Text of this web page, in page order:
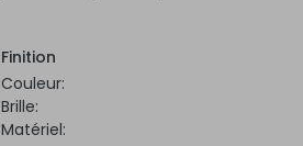
Finition
Couleur:
Brille:
Matériel: